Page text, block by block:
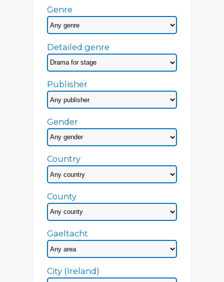
Genre
Detailed genre
Publisher
Gender
Country
County
Gaeltacht
City (Ireland)